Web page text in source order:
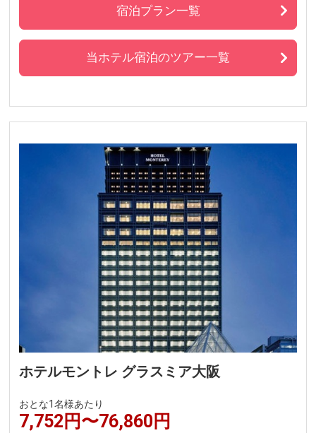
宿泊プラン一覧
当ホテル宿泊のツアー一覧
ホテルモントレ グラスミア大阪
おとな1名様あたり
7,752円〜76,860円